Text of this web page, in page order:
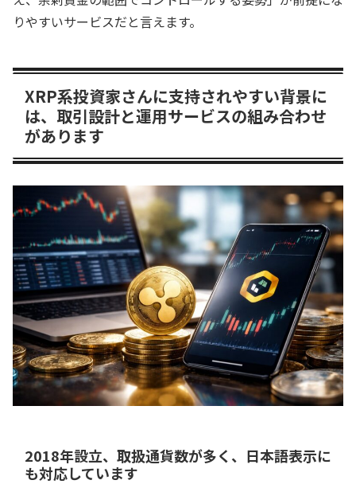
りやすいサービスだと言えます。
XRP系投資家さんに支持されやすい背景に
は、取引設計と運用サービスの組み合わせ
があります
2018年設立、取扱通貨数が多く、日本語表示に
も対応しています